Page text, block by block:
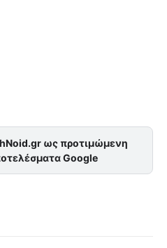
ως προτιμώμενη
Google